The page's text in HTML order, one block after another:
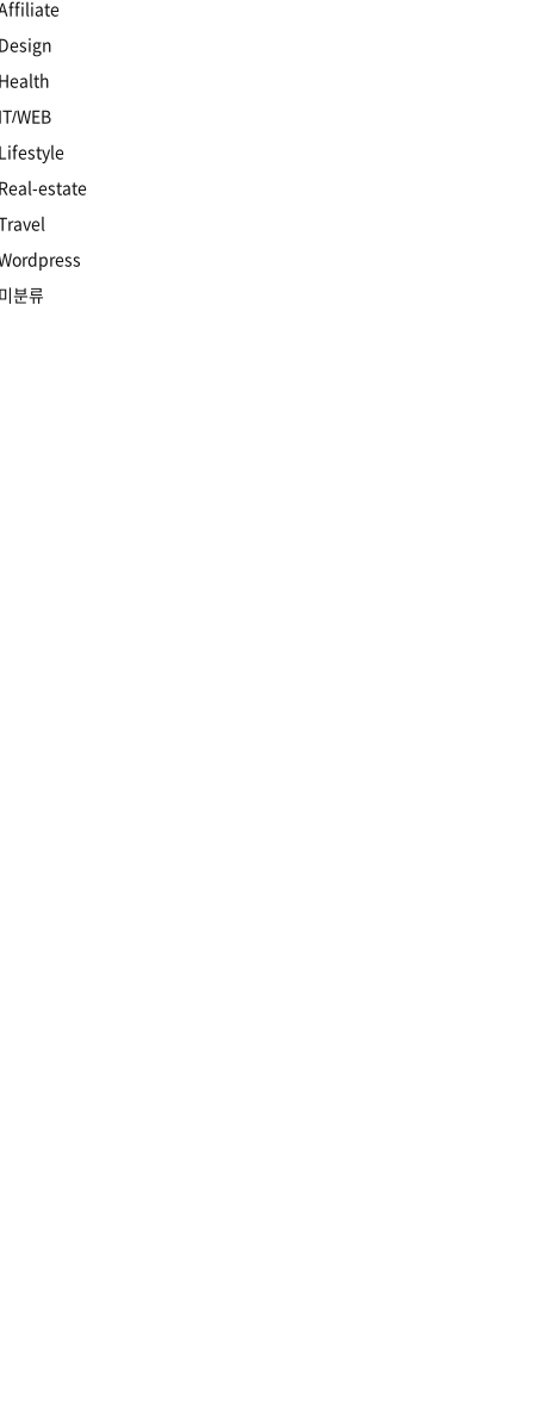
WEB
estate
분류